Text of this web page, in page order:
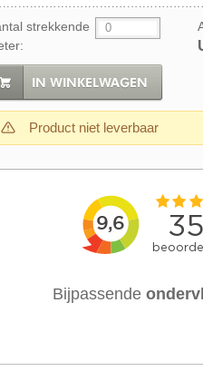
strekkende
IN WINKELWAGEN
Product niet leverbaar
Bijpassende